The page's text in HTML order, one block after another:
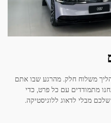
משלוח חלק. מהרגע שבו אתם
מתמודדים עם כל פרט, כדי
מבלי לדאוג ללוגיסטיקה.